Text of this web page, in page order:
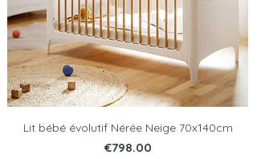
Lit bébé évolutif Nérée Neige 70x140cm
Price
€798.00